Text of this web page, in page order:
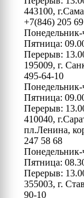
443100,
+7(846) 205
Понедельник-
Пятница:
Перерыв:
195009, г.
495-64-10
Понедельник-
Пятница:
Перерыв:
410040,
пл.Ленина,
247 58 68
Понедельник-
Пятница:
Перерыв:
355003, г.
90-10